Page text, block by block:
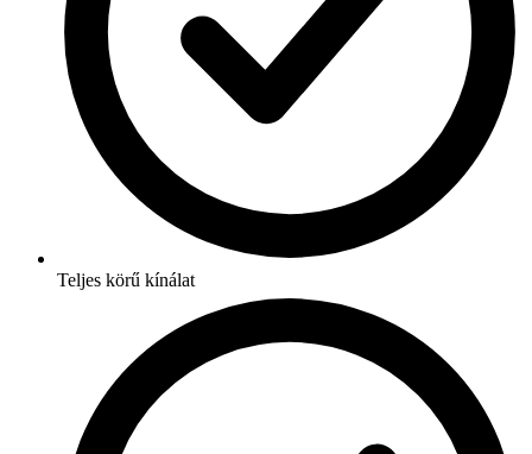
Teljes körű kínálat